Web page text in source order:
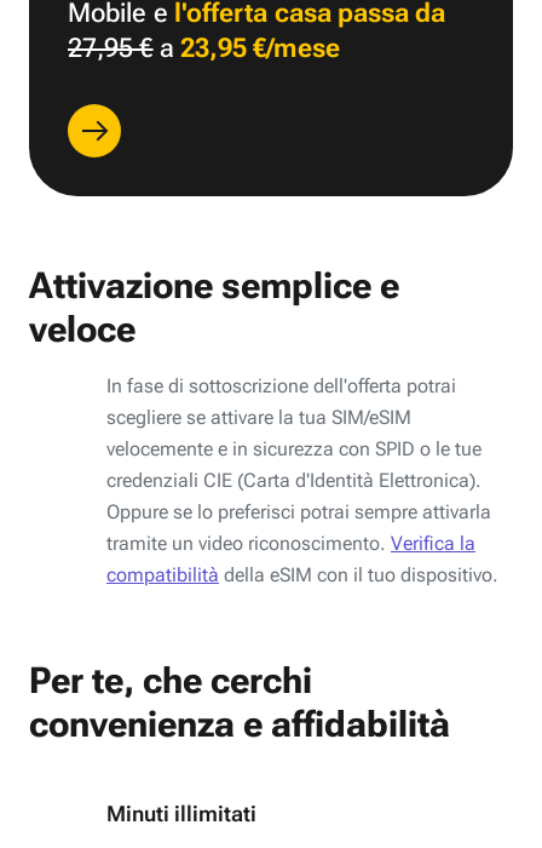
Mobile e l'offerta casa passa da
27,95 €a 23,95 €/mese
Attivazione semplice e
veloce
In fase di sottoscrizione dell'offerta potrai
scegliere se attivare la tua SIM/eSIM
velocemente e in sicurezza con SPID o le tue
credenziali CIE (Carta d'Identità Elettronica).
Oppure se lo preferisci potrai sempre attivarla
tramite un video riconoscimento. Verifica la
compatibilità della eSIM con il tuo dispositivo.
Per te, che cerchi
convenienza e affidabilità
Minuti illimitati